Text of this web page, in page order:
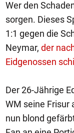
Wer den
sorgen. Dieses
1:1 gegen die
Neymar, der
Eidgenossen
Der 26-Jährige
WM seine Frisur
nun blond